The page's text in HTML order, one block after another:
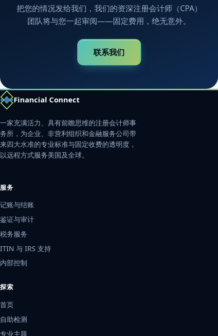
把您的情况发给我们，我们的资深注册会计师（CPA）
团队将与您一起审阅——固定费用，绝无意外。
联系我们
Financial Connect
一家充满活力、具有前瞻思维的注册会计师事
务所，为企业、非营利组织和金融服务公司带
来四大水准的专业标准与固定收费的透明度，
以远程方式服务美国及全球。
服务
记账与结账
鉴证与审计
税务服务
ITIN 与 IRS 支持
内部控制
探索
首页
自助检测
专业主题